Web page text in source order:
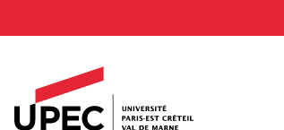
Accès directs
Recherche
Navigation secondaire